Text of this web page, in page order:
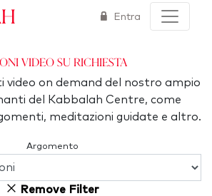
Entra
video su richiesta
video on demand del nostro ampio
del Kabbalah Centre, come
meditazioni guidate e altro.
Argomento
Remove Filter